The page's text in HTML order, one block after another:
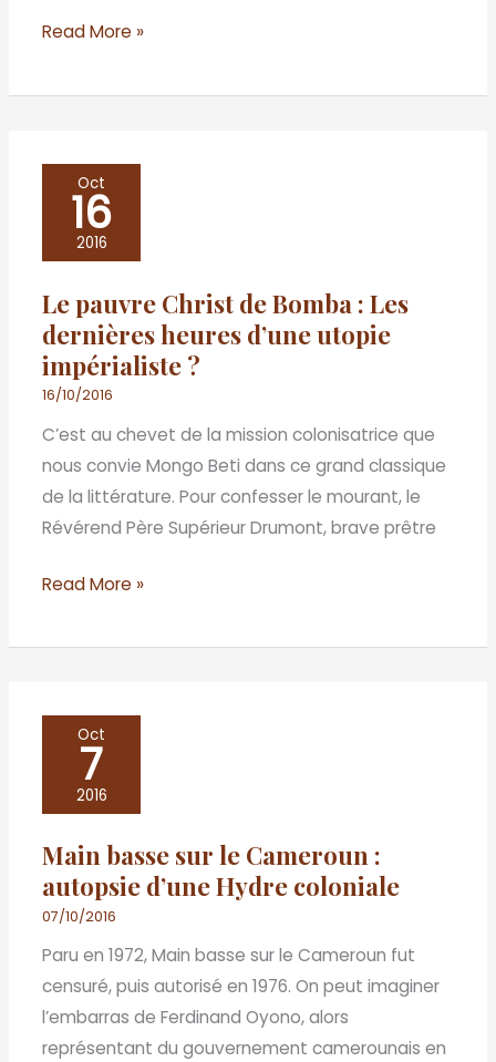
Read More »
Oct
16
2016
Le pauvre Christ de Bomba : Les
dernières heures d’une utopie
impérialiste ?
16/10/2016
C’est au chevet de la mission colonisatrice que
nous convie Mongo Beti dans ce grand classique
de la littérature. Pour confesser le mourant, le
Révérend Père Supérieur Drumont, brave prêtre
pauvre
Christ
Bomba
:
Les
dernières
heures
d’une
utopie
impérialiste
Read More »
Oct
7
2016
Main basse sur le Cameroun :
autopsie d’une Hydre coloniale
07/10/2016
Paru en 1972, Main basse sur le Cameroun fut
censuré, puis autorisé en 1976. On peut imaginer
l’embarras de Ferdinand Oyono, alors
représentant du gouvernement camerounais en
Main
basse
Cameroun
:
autopsie
d’une
Hydre
coloniale